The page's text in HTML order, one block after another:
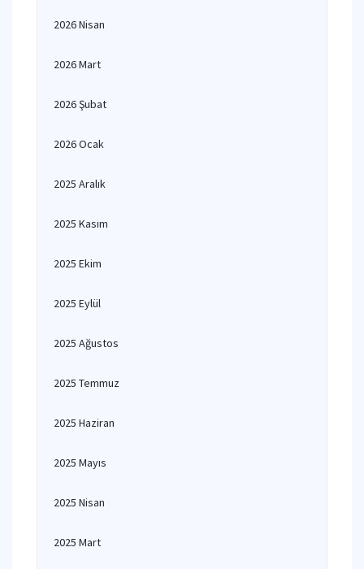
2026 Nisan
2026 Mart
2026 Şubat
2026 Ocak
2025 Aralık
2025 Kasım
2025 Ekim
2025 Eylül
2025 Ağustos
2025 Temmuz
2025 Haziran
2025 Mayıs
2025 Nisan
2025 Mart